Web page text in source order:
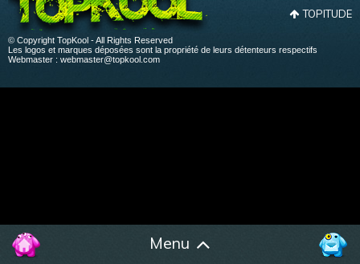
Menu
TOPITUDE
© Copyright TopKool - All Rights Reserved
Les logos et marques déposées sont la propriété de leurs détenteurs respectifs
Webmaster : webmaster@topkool.com